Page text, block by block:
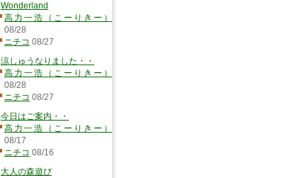
Wonderland
高力一浩（こーりきー）
08/28
ニチコ 08/27
涼しゅうなりました・・
高力一浩（こーりきー）
08/28
ニチコ 08/27
今日はご案内・・
高力一浩（こーりきー）
08/17
ニチコ 08/16
大人の森遊び